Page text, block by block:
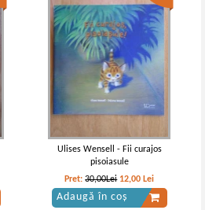
Ulises Wensell - Fii curajos
pisoiasule
Pret:30,00Lei 12,00 Lei
Adaugă în coș